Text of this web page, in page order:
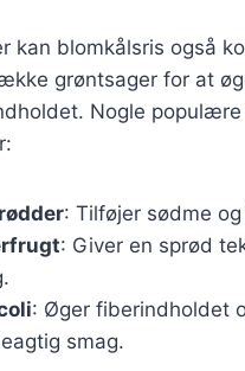
kan blomkålsris også
grøntsager for at
Nogle populære
: Tilføjer sødme
: Giver en sprød
: Øger fiberindholdet
smag.